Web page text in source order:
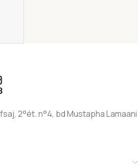
2°ét. n°4, bd Mustapha Lamaani